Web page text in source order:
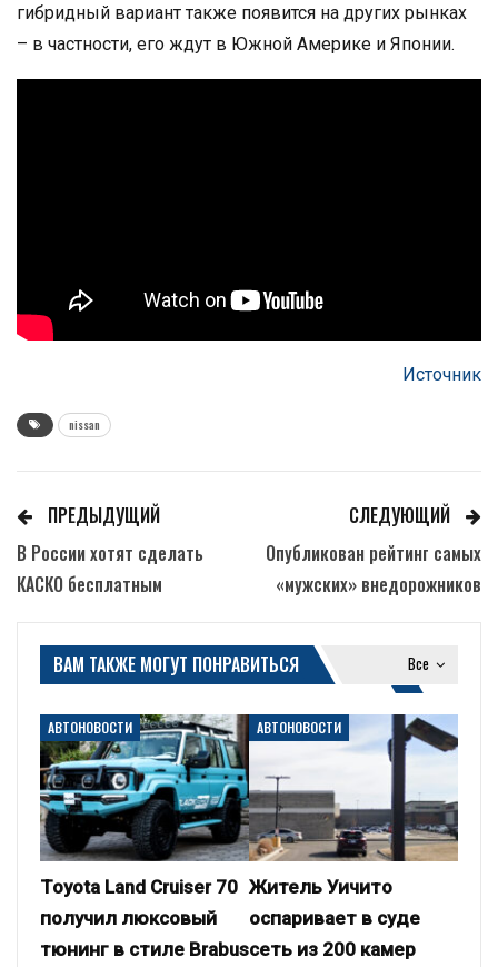
гибридный вариант также появится на других рынках
– в частности, его ждут в Южной Америке и Японии.
Источник
nissan
ПРЕДЫДУЩИЙ
В России хотят сделать
КАСКО бесплатным
СЛЕДУЮЩИЙ
Опубликован рейтинг самых
«мужских» внедорожников
Все
ВАМ ТАКЖЕ МОГУТ ПОНРАВИТЬСЯ
АВТОНОВОСТИ
Toyota Land Cruiser 70
получил люксовый
тюнинг в стиле Brabus
АВТОНОВОСТИ
Житель Уичито
оспаривает в суде
сеть из 200 камер